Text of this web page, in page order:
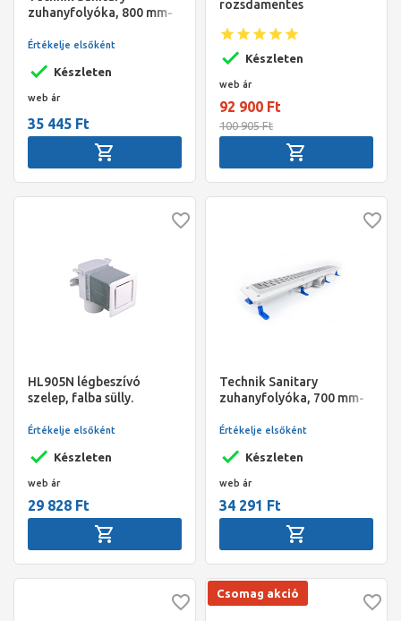
zuhanyfolyóka, 800 mm-
Készleten
Értékelje elsőként
web ár
35 445 Ft
rozsdamentes
elektropolírozott,
szálcsiszolt acél, 30-90
cm
Készleten
web ár
92 900 Ft
100 905 Ft
HL905N légbeszívó
szelep, falba sülly.
Készleten
Értékelje elsőként
web ár
29 828 Ft
Technik Sanitary
zuhanyfolyóka, 700 mm-
Készleten
Értékelje elsőként
web ár
34 291 Ft
Csomag akció